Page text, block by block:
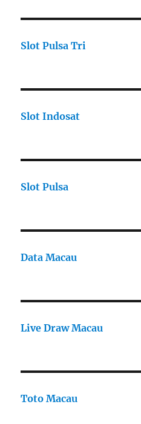
Slot Pulsa Tri
Slot Indosat
Slot Pulsa
Data Macau
Live Draw Macau
Toto Macau